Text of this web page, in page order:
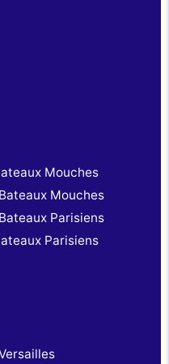
Mouches
Mouches
Parisiens
Parisiens